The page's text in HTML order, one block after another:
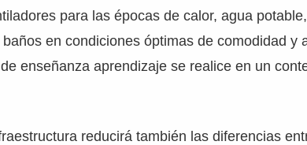
para las épocas de calor, agua potable,
en condiciones óptimas de comodidad y
enseñanza aprendizaje se realice en un
reducirá también las diferencias